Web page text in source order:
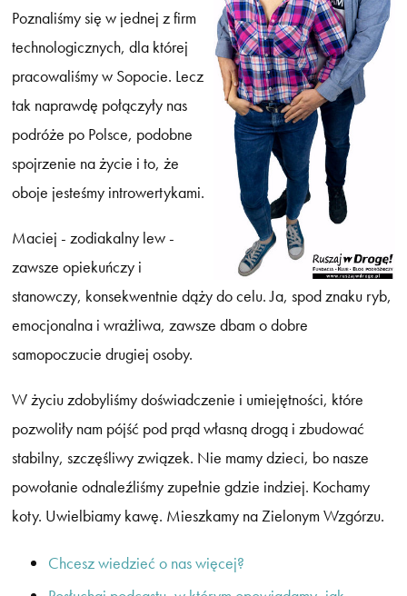
Poznaliśmy się w jednej z firm
technologicznych, dla której
pracowaliśmy w Sopocie. Lecz
tak naprawdę połączyły nas
podróże po Polsce, podobne
spojrzenie na życie i to, że
oboje jesteśmy introwertykami.
Maciej - zodiakalny lew -
zawsze opiekuńczy i
stanowczy, konsekwentnie dąży do celu. Ja, spod znaku ryb,
emocjonalna i wrażliwa, zawsze dbam o dobre
samopoczucie drugiej osoby.
W życiu zdobyliśmy doświadczenie i umiejętności, które
pozwoliły nam pójść pod prąd własną drogą i zbudować
stabilny, szczęśliwy związek. Nie mamy dzieci, bo nasze
powołanie odnaleźliśmy zupełnie gdzie indziej. Kochamy
koty. Uwielbiamy kawę. Mieszkamy na Zielonym Wzgórzu.
Chcesz wiedzieć o nas więcej?